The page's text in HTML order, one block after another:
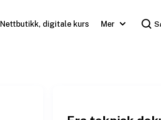
Nettbutikk, digitale kurs Mer